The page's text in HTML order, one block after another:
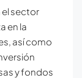
el sector
en la
así como
y fondos